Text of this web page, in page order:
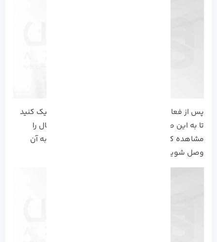
پس از فعال شدن، دوباره روی نماد شبکه چپ کلیک کنید
تا به این صورت همه شبکه های موجود برای اتصال را
مشاهده کنید. سپس، شبکه‌ای را که می خواهید به آن
وصل شوید انتخاب کنید: